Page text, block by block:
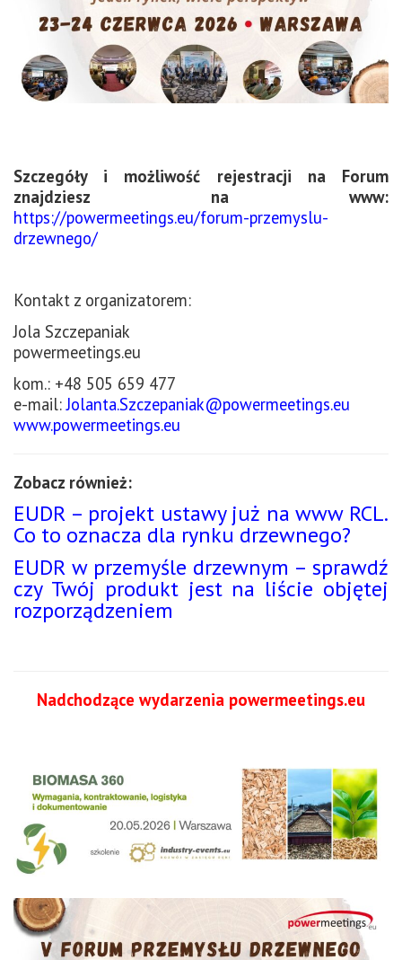
Szczegóły i możliwość rejestracji na Forum
znajdziesz na www:
https://powermeetings.eu/forum-przemyslu-
drzewnego/
Kontakt z organizatorem:
Jola Szczepaniak
powermeetings.eu
kom.: +48 505 659 477
e-mail:Jolanta.Szczepaniak@powermeetings.eu
www.powermeetings.eu
Zobacz również:
EUDR – projekt ustawy już na www RCL.
Co to oznacza dla rynku drzewnego?
EUDR w przemyśle drzewnym – sprawdź
czy Twój produkt jest na liście objętej
rozporządzeniem
Nadchodzące wydarzenia powermeetings.eu